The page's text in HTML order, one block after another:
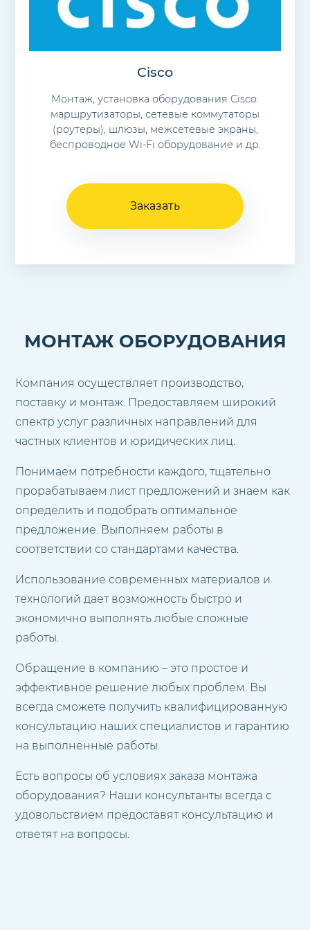
Cisco
Монтаж, установка оборудования Cisco:
маршрутизаторы, сетевые коммутаторы
(роутеры), шлюзы, межсетевые экраны,
беспроводное Wi-Fi оборудование и др.
Заказать
МОНТАЖ ОБОРУДОВАНИЯ
Компания осуществляет производство,
поставку и монтаж. Предоставляем широкий
спектр услуг различных направлений для
частных клиентов и юридических лиц.
Понимаем потребности каждого, тщательно
прорабатываем лист предложений и знаем как
определить и подобрать оптимальное
предложение. Выполняем работы в
соответствии со стандартами качества.
Использование современных материалов и
технологий дает возможность быстро и
экономично выполнять любые сложные
работы.
Обращение в компанию – это простое и
эффективное решение любых проблем. Вы
всегда сможете получить квалифицированную
консультацию наших специалистов и гарантию
на выполненные работы.
Есть вопросы об условиях заказа монтажа
оборудования? Наши консультанты всегда с
удовольствием предоставят консультацию и
ответят на вопросы.